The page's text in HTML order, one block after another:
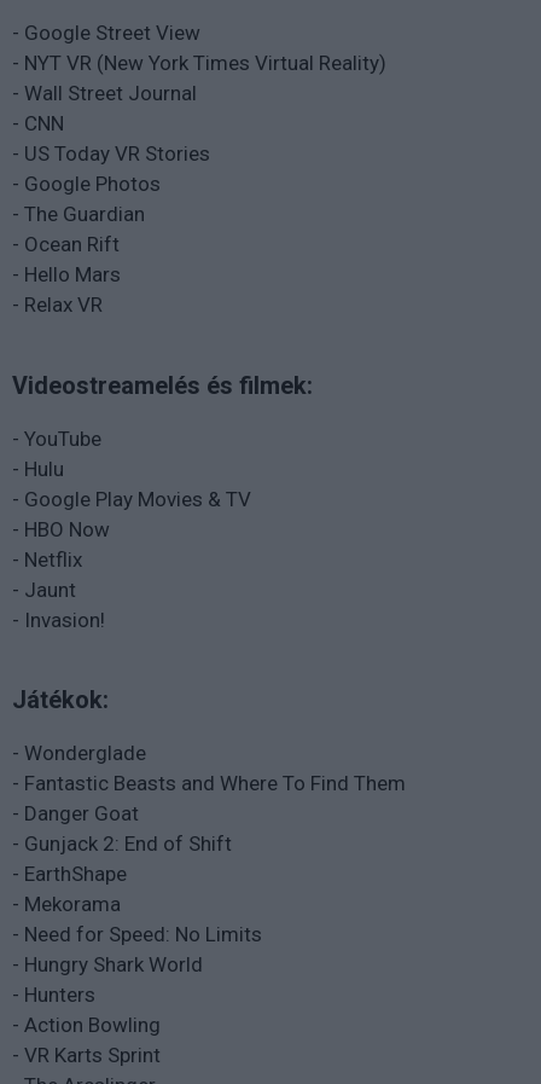
- Google Street View
- NYT VR (New York Times Virtual Reality)
- Wall Street Journal
- CNN
- US Today VR Stories
- Google Photos
- The Guardian
- Ocean Rift
- Hello Mars
- Relax VR
Videostreamelés és filmek:
- YouTube
- Hulu
- Google Play Movies & TV
- HBO Now
- Netflix
- Jaunt
- Invasion!
Játékok:
- Wonderglade
- Fantastic Beasts and Where To Find Them
- Danger Goat
- Gunjack 2: End of Shift
- EarthShape
- Mekorama
- Need for Speed: No Limits
- Hungry Shark World
- Hunters
- Action Bowling
- VR Karts Sprint